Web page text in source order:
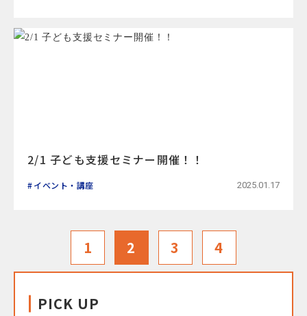
2/1 子ども支援セミナー開催！！
イベント・講座 2025.01.17
1 2 3 4
PICK UP